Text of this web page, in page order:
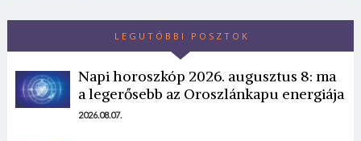
LEGUTÓBBI POSZTOK
Napi horoszkóp 2026. augusztus 8: ma
a legerősebb az Oroszlánkapu energiája
2026.08.07.